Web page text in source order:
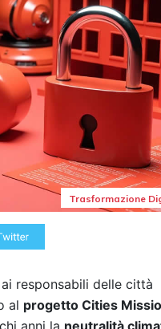
Trasformazione
responsabili delle città
al progetto Cities